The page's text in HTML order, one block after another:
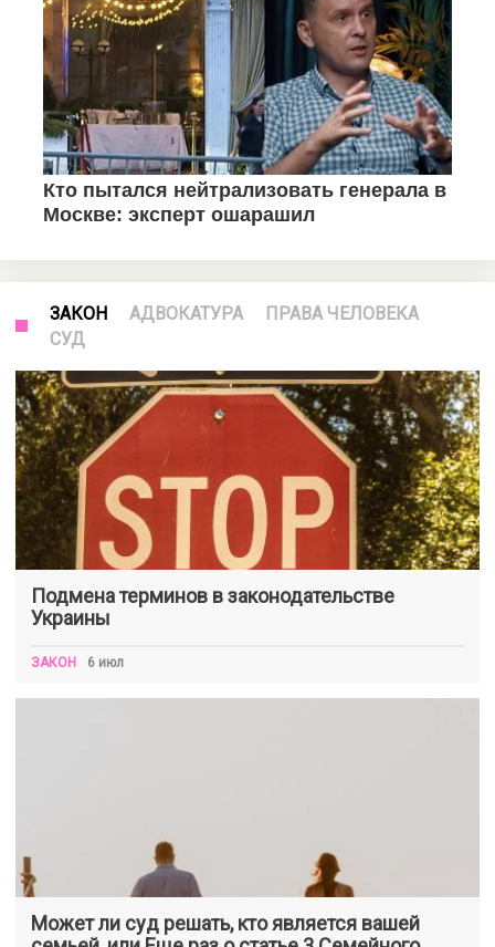
ЗАКОН АДВОКАТУРА
ПРАВА ЧЕЛОВЕКА
СУД
Подмена терминов в законодательстве
Украины
ЗАКОН 6 июл
Может ли суд решать, кто является вашей